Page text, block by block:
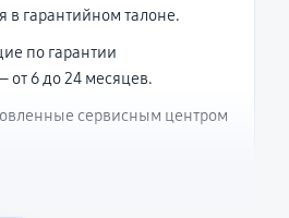
в гарантийном талоне.
по гарантии
от 6 до 24 месяцев.
сервисным центром